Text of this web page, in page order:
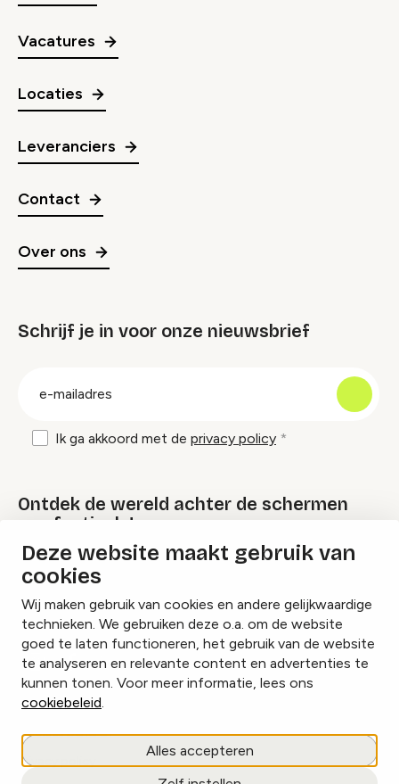
Deze website maakt gebruik van
cookies
Wij maken gebruik van cookies en andere gelijkwaardige
technieken. We gebruiken deze o.a. om de website
goed te laten functioneren, het gebruik van de website
te analyseren en relevante content en advertenties te
kunnen tonen. Voor meer informatie, lees ons
cookiebeleid.
Alles accepteren
Vacatures
Locaties
Leveranciers
Contact
Over ons
Schrijf je in voor onze nieuwsbrief
Ik ga akkoord met de privacy policy
Ontdek de wereld achter de schermen
van festivals!
Lees onze Festival Specials
InstagramFacebookLinkedIn
Cookies beheren
Privacy policy